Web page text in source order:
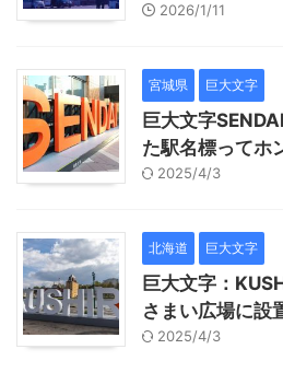
2026/1/11
宮城県 巨大文字
巨大文字
た駅名標ってホ
2025/4/3
北海道 巨大文字
巨大文字：
さまい広場に設
2025/4/3